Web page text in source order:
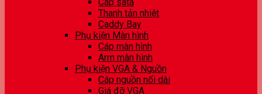
Thanh tản nhiệt
Caddy Bay
Phụ kiện Màn hình
Cáp màn hình
Arm màn hình
Phụ kiện VGA & Nguồn
Cáp nguồn nối dài
Giá đỡ VGA